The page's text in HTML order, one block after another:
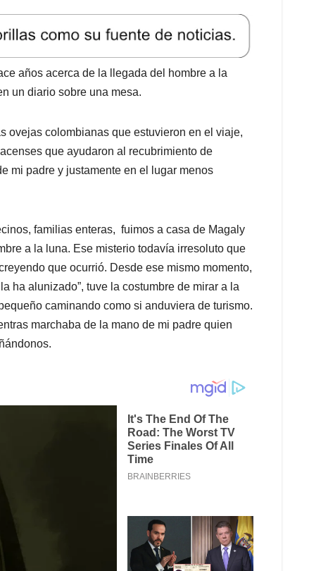
años acerca de la llegada del hombre a la
un diario sobre una mesa.
ovejas colombianas que estuvieron en el viaje,
que ayudaron al recubrimiento de
mi padre y justamente en el lugar menos
familias enteras, fuimos a casa de Magaly
a la luna. Ese misterio todavía irresoluto que
que ocurrió. Desde ese mismo momento,
ha alunizado”, tuve la costumbre de mirar a la
caminando como si anduviera de turismo.
marchaba de la mano de mi padre quien